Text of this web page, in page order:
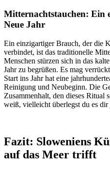
Mitternachtstauchen: Ein
Neue Jahr
Ein einzigartiger Brauch, der die
verbindet, ist das traditionelle
Menschen stürzen sich in das
Jahr zu begrüßen. Es mag
Start ins Jahr hat eine
Reinigung und Neubeginn. Die
Zusammenhalt, den dieses Ritual
weiß, vielleicht überlegst du es dir
Fazit: Sloweniens
auf das Meer trifft